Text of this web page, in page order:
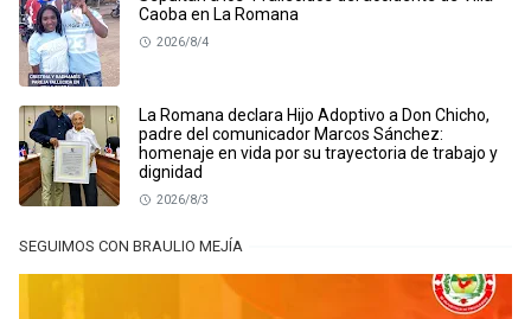
Caoba en La Romana
2026/8/4
La Romana declara Hijo Adoptivo a Don Chicho,
padre del comunicador Marcos Sánchez:
homenaje en vida por su trayectoria de trabajo y
dignidad
2026/8/3
SEGUIMOS CON BRAULIO MEJÍA